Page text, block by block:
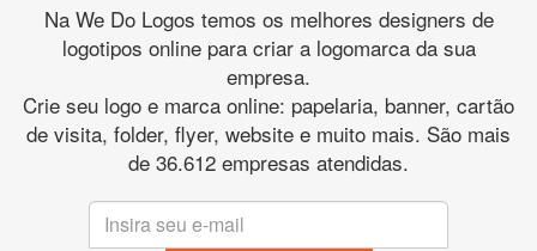
Na We Do Logos temos os melhores designers de
logotipos online para criar a logomarca da sua
empresa.
Crie seu logo e marca online: papelaria, banner, cartão
de visita, folder, flyer, website e muito mais. São mais
de 36.612 empresas atendidas.